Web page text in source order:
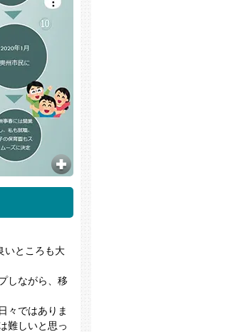
いところも大
しながら、移
々ではありま
難しいと思っ